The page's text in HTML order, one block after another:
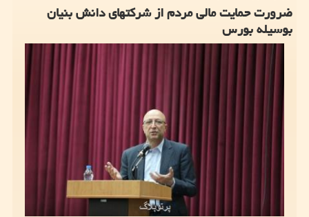
ضرورت حمایت مالی مردم از شرکتهای دانش بنیان
بوسیله بورس